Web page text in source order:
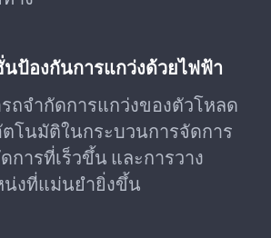
ป้องกันการแกว่งด้วยไฟฟ้า
ถจำกัดการแกว่งของตัวโหลด
โนมัติในกระบวนการจัดการ
การที่เร็วขึ้น และการวาง
น่งที่แม่นยำยิ่งขึ้น